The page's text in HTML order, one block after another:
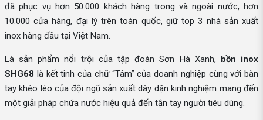
đã phục vụ hơn 50.000 khách hàng trong và ngoài nước, hơn
10.000 cửa hàng, đại lý trên toàn quốc, giữ top 3 nhà sản xuất
inox hàng đầu tại Việt Nam.
Là sản phẩm nổi trội của tập đoàn Sơn Hà Xanh, bồn inox
SHG68 là kết tinh của chữ “Tâm” của doanh nghiệp cùng với bàn
tay khéo léo của đội ngũ sản xuất dày dặn kinh nghiệm mang đến
một giải pháp chứa nước hiệu quả đến tận tay người tiêu dùng.